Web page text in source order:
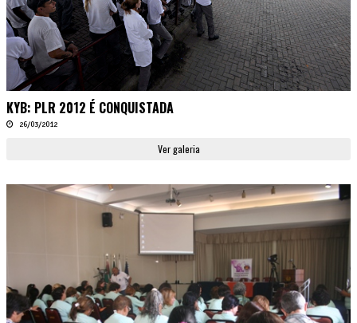
KYB: PLR 2012 É CONQUISTADA
26/03/2012
Ver galeria